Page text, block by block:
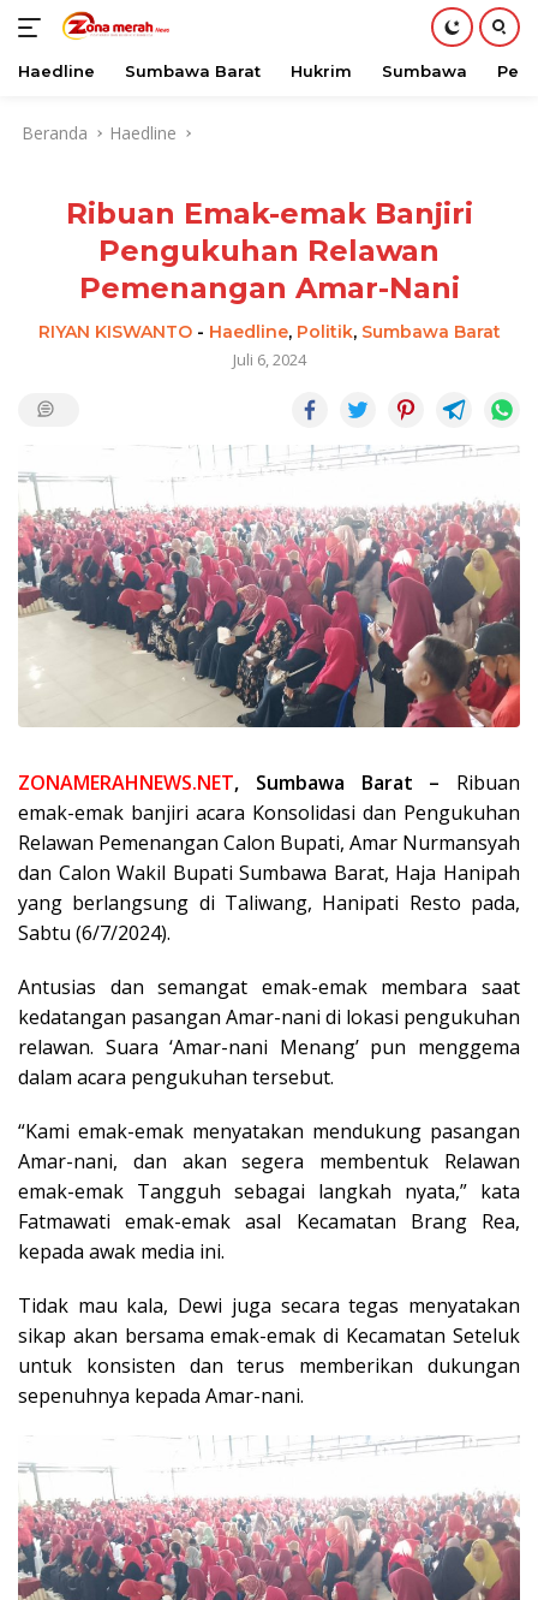
Haedline Sumbawa Barat Hukrim Sumbawa
Beranda Haedline
Ribuan Emak-emak Banjiri
Pengukuhan Relawan
Pemenangan Amar-Nani
RIYAN KISWANTO- Haedline, Politik, Sumbawa Barat
Juli 6, 2024
ZONAMERAHNEWS.NET, Sumbawa Barat – Ribuan
emak-emak banjiri acara Konsolidasi dan Pengukuhan
Relawan Pemenangan Calon Bupati, Amar Nurmansyah
dan Calon Wakil Bupati Sumbawa Barat, Haja Hanipah
yang berlangsung di Taliwang, Hanipati Resto pada,
Sabtu (6/7/2024).
Antusias dan semangat emak-emak membara saat
kedatangan pasangan Amar-nani di lokasi pengukuhan
relawan. Suara ‘Amar-nani Menang’ pun menggema
dalam acara pengukuhan tersebut.
“Kami emak-emak menyatakan mendukung pasangan
Amar-nani, dan akan segera membentuk Relawan
emak-emak Tangguh sebagai langkah nyata,” kata
Fatmawati emak-emak asal Kecamatan Brang Rea,
kepada awak media ini.
Tidak mau kala, Dewi juga secara tegas menyatakan
sikap akan bersama emak-emak di Kecamatan Seteluk
untuk konsisten dan terus memberikan dukungan
sepenuhnya kepada Amar-nani.